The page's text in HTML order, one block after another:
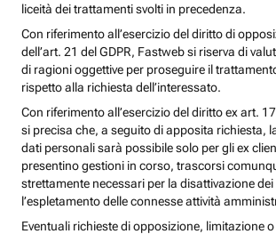
liceità dei trattamenti svolti in precedenza.
Con riferimento all’esercizio del diritto di
dell’art. 21 del GDPR, Fastweb si riserva di
di ragioni oggettive per proseguire il
rispetto alla richiesta dell’interessato.
Con riferimento all’esercizio del diritto ex art.
si precisa che, a seguito di apposita richiesta,
dati personali sarà possibile solo per gli ex
presentino gestioni in corso, trascorsi
strettamente necessari per la disattivazione
l’espletamento delle connesse attività
Eventuali richieste di opposizione, limitazione